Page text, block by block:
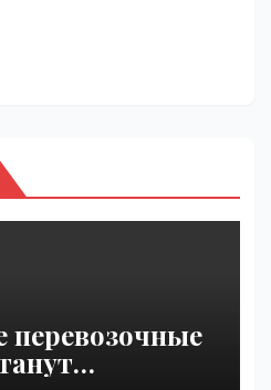
перевозочные